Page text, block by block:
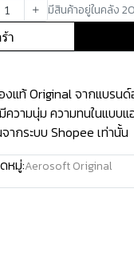
มีสินค้าอยู่ในคลัง
า
งแท้ Original จากแบรน
ามนุ่ม ความทนในแบบแ
ากระบบ Shopee เท่านั้น
หมู่:Aerosoft Original